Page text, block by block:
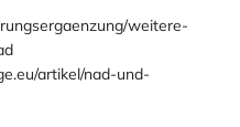
Anwendung sichert.
nmn-aging-benefits/1640